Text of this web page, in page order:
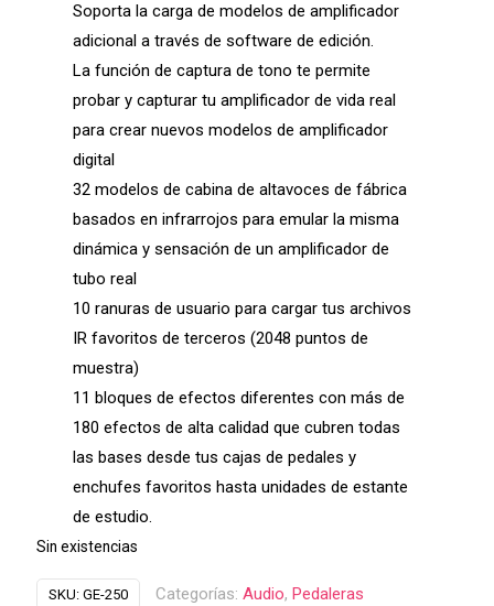
Soporta la carga de modelos de amplificador
adicional a través de software de edición.
La función de captura de tono te permite
probar y capturar tu amplificador de vida real
para crear nuevos modelos de amplificador
digital
32 modelos de cabina de altavoces de fábrica
basados en infrarrojos para emular la misma
dinámica y sensación de un amplificador de
tubo real
10 ranuras de usuario para cargar tus archivos
IR favoritos de terceros (2048 puntos de
muestra)
11 bloques de efectos diferentes con más de
180 efectos de alta calidad que cubren todas
las bases desde tus cajas de pedales y
enchufes favoritos hasta unidades de estante
de estudio.
Sin existencias
SKU: GE-250 Categorías: Audio, Pedaleras